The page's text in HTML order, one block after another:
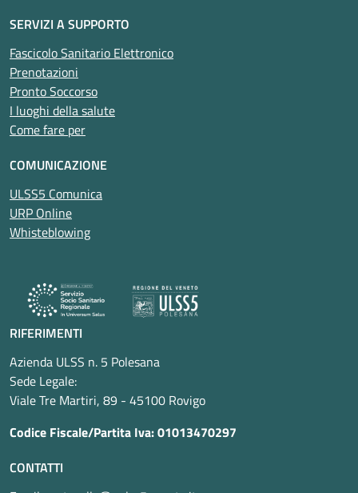
SERVIZI A SUPPORTO
Fascicolo Sanitario Elettronico
Prenotazioni
Pronto Soccorso
I luoghi della salute
Come fare per
COMUNICAZIONE
ULSS5 Comunica
URP Online
Whisteblowing
RIFERIMENTI
Azienda ULSS n. 5 Polesana
Sede Legale:
Viale Tre Martiri, 89 - 45100 Rovigo
Codice Fiscale/Partita Iva: 01013470297
CONTATTI